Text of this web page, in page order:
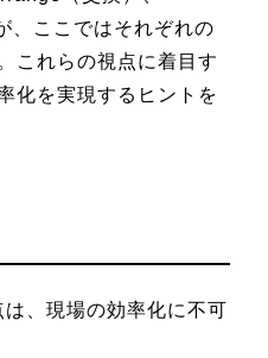
、ここではそれぞれの
これらの視点に着目す
化を実現するヒントを
、現場の効率化に不可